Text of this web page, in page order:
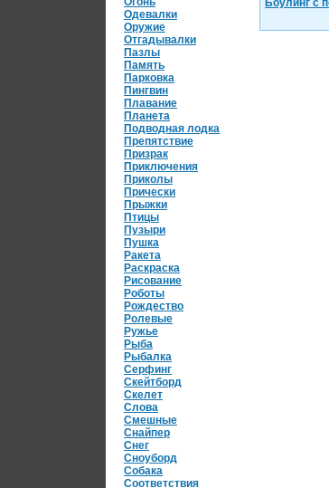
Одевалки
Оружие
Отгадывалки
Пазлы
Память
Парковка
Пингвин
Плавание
Планета
Подводная лодка
Препятствие
Призрак
Приключения
Приколы
Прически
Прыжки
Птицы
Пузыри
Пушка
Ракета
Раскраска
Рисование
Роботы
Рождество
Ролевые
Ружье
Рыба
Рыбалка
Серфинг
Скейтборд
Скелет
Слова
Смешные
Снайпер
Снег
Сноуборд
Собака
Соответствия
Боулинг с